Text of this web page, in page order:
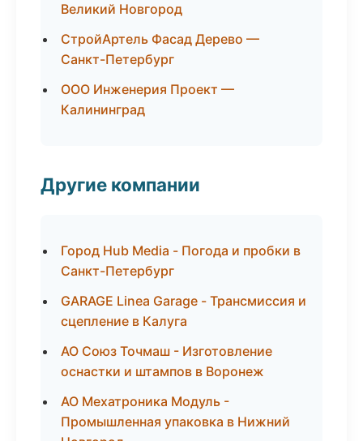
Великий Новгород
СтройАртель Фасад Дерево —
Санкт-Петербург
ООО Инженерия Проект —
Калининград
Другие компании
Город Hub Media - Погода и пробки в
Санкт-Петербург
GARAGE Linea Garage - Трансмиссия и
сцепление в Калуга
АО Союз Точмаш - Изготовление
оснастки и штампов в Воронеж
АО Мехатроника Модуль -
Промышленная упаковка в Нижний